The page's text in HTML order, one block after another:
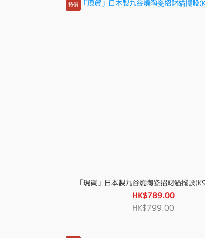
特價
「現貨」日本製九谷燒陶瓷招財貓擺設
HK$789.00
HK$799.00